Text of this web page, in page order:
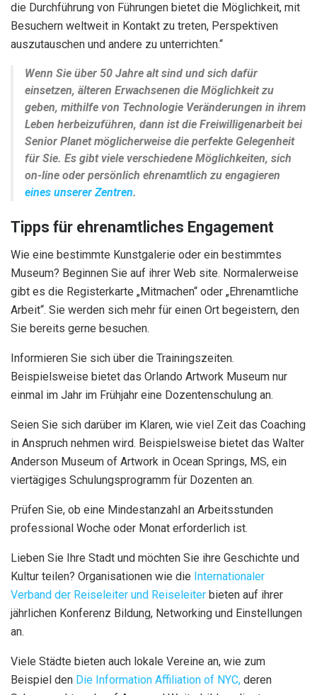
die Durchführung von Führungen bietet die Möglichkeit, mit
Besuchern weltweit in Kontakt zu treten, Perspektiven
auszutauschen und andere zu unterrichten.“
Wenn Sie über 50 Jahre alt sind und sich dafür
einsetzen, älteren Erwachsenen die Möglichkeit zu
geben, mithilfe von Technologie Veränderungen in ihrem
Leben herbeizuführen, dann ist die Freiwilligenarbeit bei
Senior Planet möglicherweise die perfekte Gelegenheit
für Sie. Es gibt viele verschiedene Möglichkeiten, sich
on-line oder persönlich ehrenamtlich zu engagieren
eines unserer Zentren.
Tipps für ehrenamtliches Engagement
Wie eine bestimmte Kunstgalerie oder ein bestimmtes
Museum? Beginnen Sie auf ihrer Web site. Normalerweise
gibt es die Registerkarte „Mitmachen“ oder „Ehrenamtliche
Arbeit“. Sie werden sich mehr für einen Ort begeistern, den
Sie bereits gerne besuchen.
Informieren Sie sich über die Trainingszeiten.
Beispielsweise bietet das Orlando Artwork Museum nur
einmal im Jahr im Frühjahr eine Dozentenschulung an.
Seien Sie sich darüber im Klaren, wie viel Zeit das Coaching
in Anspruch nehmen wird. Beispielsweise bietet das Walter
Anderson Museum of Artwork in Ocean Springs, MS, ein
viertägiges Schulungsprogramm für Dozenten an.
Prüfen Sie, ob eine Mindestanzahl an Arbeitsstunden
professional Woche oder Monat erforderlich ist.
Lieben Sie Ihre Stadt und möchten Sie ihre Geschichte und
Kultur teilen? Organisationen wie die Internationaler
Verband der Reiseleiter und Reiseleiter bieten auf ihrer
jährlichen Konferenz Bildung, Networking und Einstellungen
an.
Viele Städte bieten auch lokale Vereine an, wie zum
Beispiel den Die Information Affiliation of NYC, deren